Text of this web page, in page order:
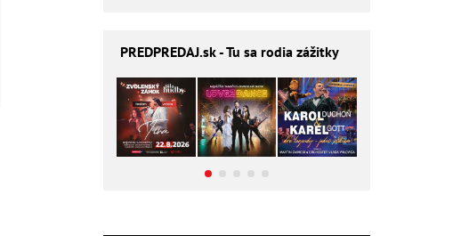
PREDPREDAJ.sk - Tu sa rodia zážitky